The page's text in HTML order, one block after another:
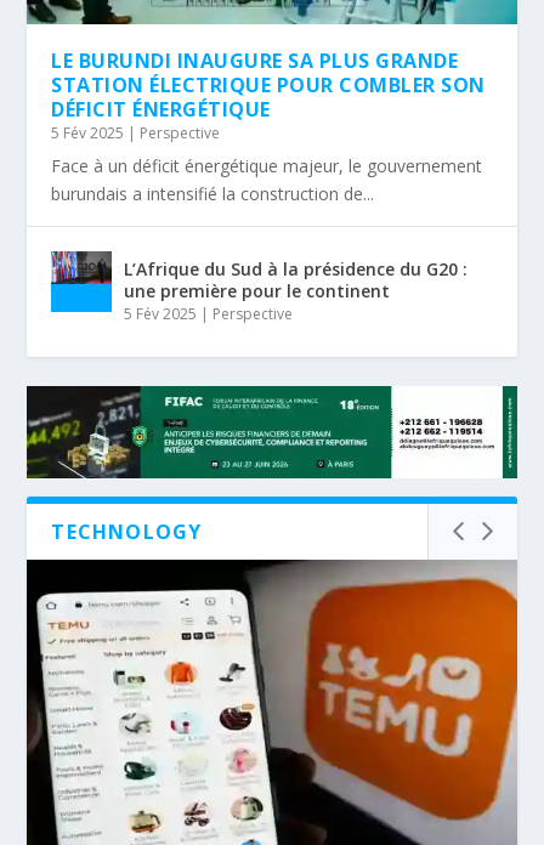
LE BURUNDI INAUGURE SA PLUS GRANDE
STATION ÉLECTRIQUE POUR COMBLER SON
DÉFICIT ÉNERGÉTIQUE
5 Fév 2025 | Perspective
Face à un déficit énergétique majeur, le gouvernement
burundais a intensifié la construction de...
L’Afrique du Sud à la présidence du G20 :
une première pour le continent
5 Fév 2025 | Perspective
TECHNOLOGY